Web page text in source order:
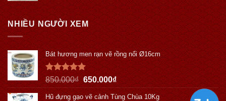
NHIỀU NGƯỜI XEM
Bát hương men rạn vẽ rồng nổi Ø16cm
Được xếp
hạng5.00
5 sao
850.000₫ 650.000₫
Hũ đựng gạo vẽ cảnh Tùng Chùa 10Kg